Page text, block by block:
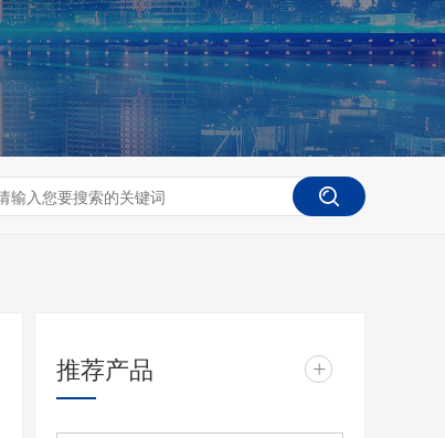
推荐产品 +